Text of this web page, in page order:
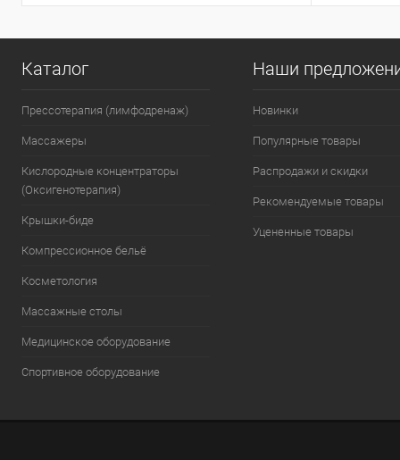
Каталог
Прессотерапия (лимфодренаж)
Массажеры
Кислородные концентраторы
(Оксигенотерапия)
Крышки-биде
Компрессионное бельё
Косметология
Массажные столы
Медицинское оборудование
Спортивное оборудование
Наши
Новинки
Популярные товары
Распродажи и скидки
Рекомендуемые товары
Уцененные товары